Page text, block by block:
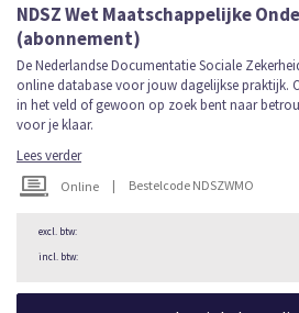
NDSZ Wet Maatschappelijke
(abonnement)
De Nederlandse Documentatie Sociale
online database voor jouw dagelijkse praktijk.
in het veld of gewoon op zoek bent naar
voor je klaar.
Lees verder
Online | Bestelcode NDSZWMO